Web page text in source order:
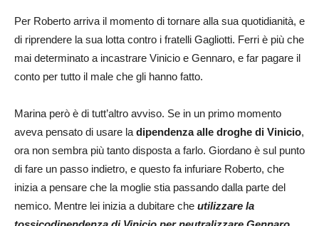
Per Roberto arriva il momento di tornare alla sua quotidianità, e
di riprendere la sua lotta contro i fratelli Gagliotti. Ferri è più che
mai determinato a incastrare Vinicio e Gennaro, e far pagare il
conto per tutto il male che gli hanno fatto.
Marina però è di tutt’altro avviso. Se in un primo momento
aveva pensato di usare la dipendenza alle droghe di Vinicio,
ora non sembra più tanto disposta a farlo. Giordano è sul punto
di fare un passo indietro, e questo fa infuriare Roberto, che
inizia a pensare che la moglie stia passando dalla parte del
nemico. Mentre lei inizia a dubitare che utilizzare la